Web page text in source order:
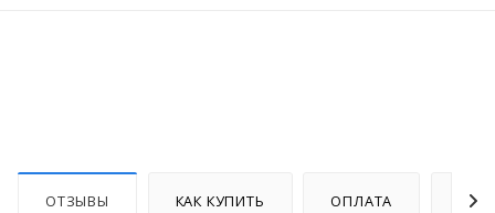
ОТЗЫВЫ КАК КУПИТЬ ОПЛАТА